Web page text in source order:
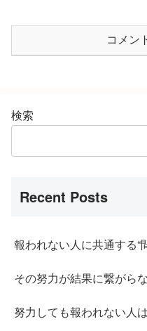
コメン
検索
Recent Posts
報われない人に共通する“
その努力が結果に繋がら
努力しても報われない人